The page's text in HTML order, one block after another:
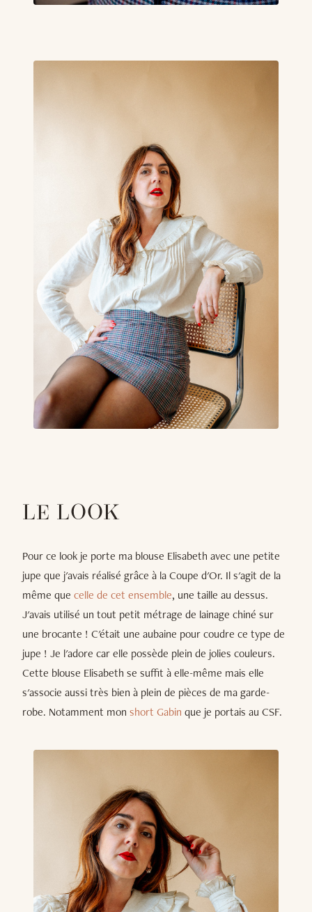
LE LOOK
Pour ce look je porte ma blouse Elisabeth avec une petite
jupe que j'avais réalisé grâce à la Coupe d'Or. Il s'agit de la
même que celle de cet ensemble, une taille au dessus.
J'avais utilisé un tout petit métrage de lainage chiné sur
une brocante ! C'était une aubaine pour coudre ce type de
jupe ! Je l'adore car elle possède plein de jolies couleurs.
Cette blouse Elisabeth se suffit à elle-même mais elle
s'associe aussi très bien à plein de pièces de ma garde-
robe. Notamment mon short Gabin que je portais au CSF.